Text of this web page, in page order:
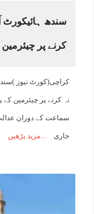
سندھ ہائیکورٹ
کرنے پر
کراچی(کورٹ نیوز
نہ کرنے پر چیئرمین
سماعت کے دوران
جاری مزید پڑھیں